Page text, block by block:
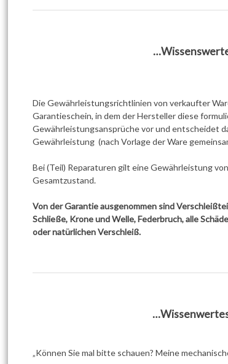
Die Gewährleistungsrichtlinien von verkaufter
Garantieschein, in dem der Hersteller diese
Gewährleistungsansprüche vor und entscheidet
Gewährleistung (nach Vorlage der Ware
Bei (Teil) Reparaturen gilt eine Gewährleistung
Gesamtzustand.
Von der Garantie ausgenommen sind
Schließe, Krone und Welle, Federbruch, alle
oder natürlichen Verschleiß.
„Können Sie mal bitte schauen? Meine